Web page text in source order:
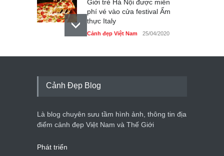
Giới trẻ Hà Nội được miễn
phí vé vào cửa festival Ẩm
thực Italy
Cảnh đẹp Việt Nam 25/04/2020
Tam giác mạch khoe sắc
du lịch quốc gia
Cảnh đẹp Việt Nam 24/04/2020
Cảnh Đẹp Blog
Là blog chuyên sưu tầm hình ảnh, thông tin địa
điểm cảnh đẹp Việt Nam và Thế Giới
Phát triển